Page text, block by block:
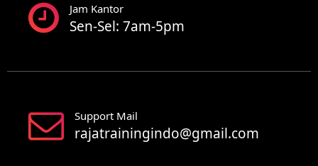
Jam Kantor
Sen-Sel: 7am-5pm
Support Mail
rajatrainingindo@gmail.com